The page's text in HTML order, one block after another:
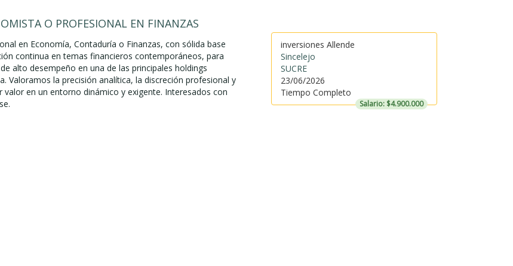
O PROFESIONAL EN FINANZAS
en Economía, Contaduría o Finanzas, con sólida base
continua en temas financieros contemporáneos, para
alto desempeño en una de las principales holdings
Valoramos la precisión analítica, la discreción profesional y
valor en un entorno dinámico y exigente. Interesados con
inversiones Allende
Sincelejo
SUCRE
23/06/2026
Tiempo Completo
Salario: $4.900.000